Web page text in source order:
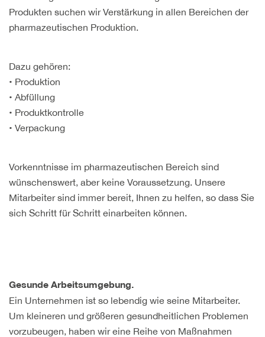
Produkten suchen wir Verstärkung in allen Bereichen der
pharmazeutischen Produktion.
Dazu gehören:
• Produktion
• Abfüllung
• Produktkontrolle
• Verpackung
Vorkenntnisse im pharmazeutischen Bereich sind
wünschenswert, aber keine Voraussetzung. Unsere
Mitarbeiter sind immer bereit, Ihnen zu helfen, so dass Sie
sich Schritt für Schritt einarbeiten können.
Gesunde Arbeitsumgebung.
Ein Unternehmen ist so lebendig wie seine Mitarbeiter.
Um kleineren und größeren gesundheitlichen Problemen
vorzubeugen, haben wir eine Reihe von Maßnahmen